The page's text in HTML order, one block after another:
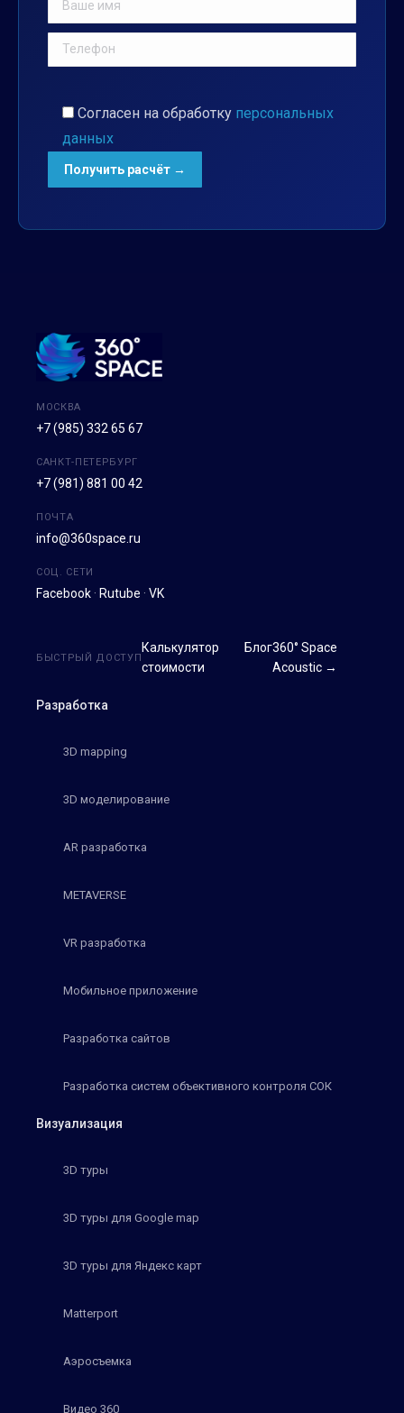
Согласен на обработку персональных
данных
МОСКВА
+7 (985) 332 65 67
САНКТ-ПЕТЕРБУРГ
+7 (981) 881 00 42
ПОЧТА
info@360space.ru
СОЦ. СЕТИ
Facebook · Rutube · VK
Разработка
3D mapping
3D моделирование
AR разработка
METAVERSE
VR разработка
Мобильное приложение
Разработка сайтов
Разработка систем объективного контроля СОК
Визуализация
3D туры
3D туры для Google map
3D туры для Яндекс карт
Matterport
Аэросъемка
Видео 360
БЫСТРЫЙ ДОСТУП
Калькулятор
стоимости
Блог360° Space
Acoustic →